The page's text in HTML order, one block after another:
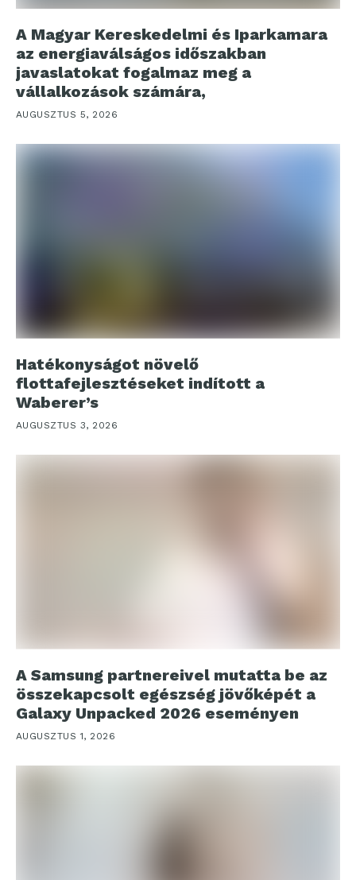
A Magyar Kereskedelmi és Iparkamara
az energiaválságos időszakban
javaslatokat fogalmaz meg a
vállalkozások számára,
AUGUSZTUS 5, 2026
Hatékonyságot növelő
flottafejlesztéseket indított a
Waberer’s
AUGUSZTUS 3, 2026
A Samsung partnereivel mutatta be az
összekapcsolt egészség jövőképét a
Galaxy Unpacked 2026 eseményen
AUGUSZTUS 1, 2026